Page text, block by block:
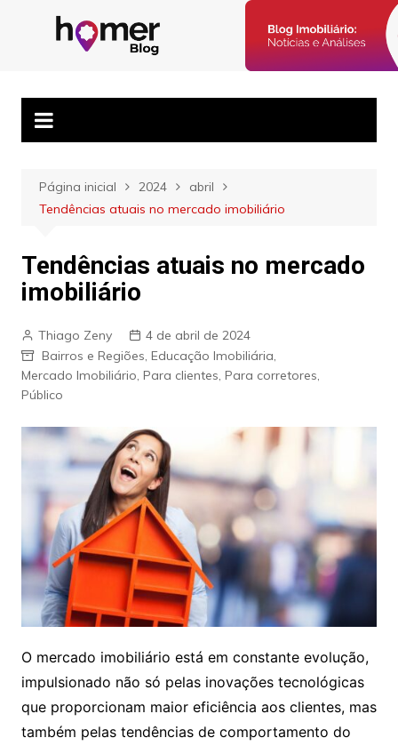
Blog Homer:
Mercado
Imobiliário,
Posts semanais sobre o mercado imobiliário e dicas para
corretores imobiliários encontrarem parceiros e venderem mais.
Página inicial 2024
abril
Tendências atuais no mercado imobiliário
Tendências atuais no mercado
imobiliário
Thiago Zeny
4 de abril de 2024
Bairros e Regiões, Educação Imobiliária,
Mercado Imobiliário, Para clientes, Para corretores,
Público
O mercado imobiliário está em constante evolução,
impulsionado não só pelas inovações tecnológicas
que proporcionam maior eficiência aos clientes, mas
também pelas tendências de comportamento do